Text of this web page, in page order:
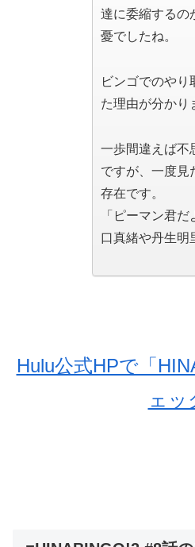
達に委縮するの
憂でしたね。
ビンゴでのやり
た理由が分かり
一歩間違えば不
ですが、一度見
存在です。
「ピーマン君
口真緒や丹生明
Hulu公式HPで「
ェッ